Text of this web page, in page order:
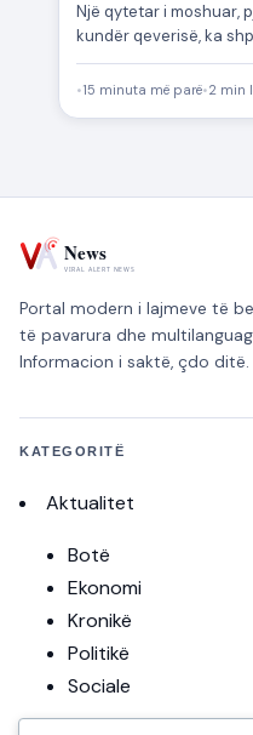
Një qytetar i moshuar,
kundër qeverisë, ka
ndaj kryeministrit Edi
•15 minuta më parë•2 min
Portal modern i lajmeve të
të pavarura dhe
Informacion i saktë, çdo ditë.
KATEGORITË
Aktualitet
Botë
Ekonomi
Kronikë
Politikë
Sociale